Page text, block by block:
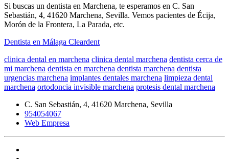
Si buscas un dentista en Marchena, te esperamos en C. San
Sebastián, 4, 41620 Marchena, Sevilla. Vemos pacientes de Écija,
Morón de la Frontera, La Parada, etc.
Dentista en Málaga Cleardent
clinica dental en marchena clinica dental marchena dentista cerca de
mi marchena dentista en marchena dentista marchena dentista
urgencias marchena implantes dentales marchena limpieza dental
marchena ortodoncia invisible marchena protesis dental marchena
C. San Sebastián, 4, 41620 Marchena, Sevilla
954054067
Web Empresa